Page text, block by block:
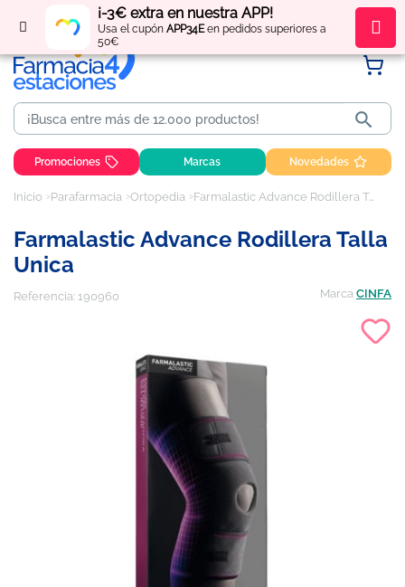
¡-3€ extra en nuestra APP!
Usa el cupón APP34Een pedidos superiores a
50€
Regístratey obténpuntos por tus compras

Promociones Marcas Novedades
Inicio Parafarmacia Ortopedia Farmalastic Advance Rodillera Talla Unica
Farmalastic Advance Rodillera Talla
Unica
Referencia: 190960 Marca CINFA